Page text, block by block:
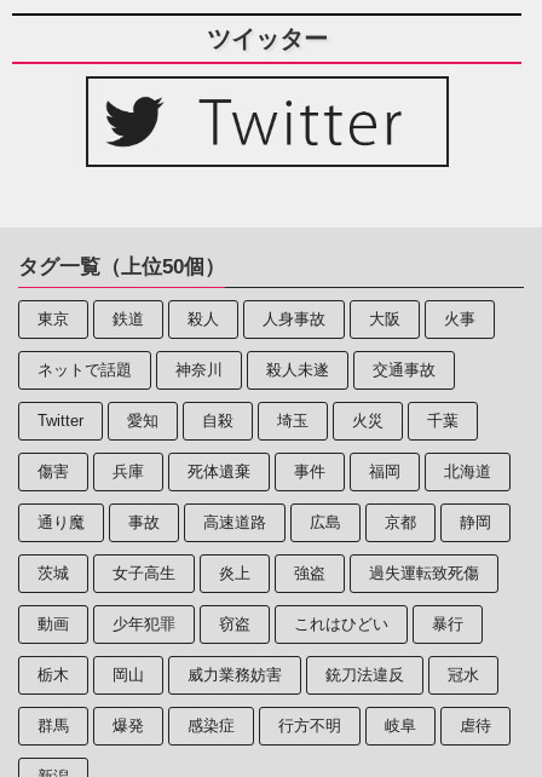
ツイッター
タグ一覧（上位50個）
東京 鉄道 殺人 人身事故 大阪 火事
ネットで話題 神奈川 殺人未遂 交通事故
Twitter 愛知 自殺 埼玉 火災 千葉
傷害 兵庫 死体遺棄 事件 福岡 北海道
通り魔 事故 高速道路 広島 京都 静岡
茨城 女子高生 炎上 強盗 過失運転致死傷
動画 少年犯罪 窃盗 これはひどい 暴行
栃木 岡山 威力業務妨害 銃刀法違反 冠水
群馬 爆発 感染症 行方不明 岐阜 虐待